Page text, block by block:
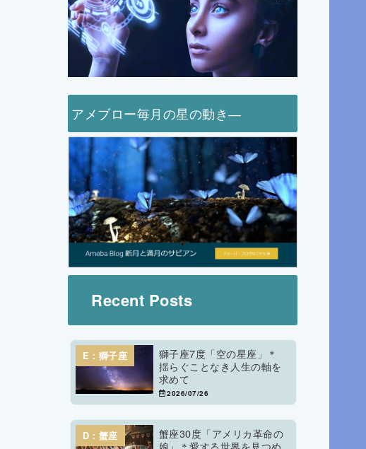
アメブロー毎月の星の動き―
Recent Posts
E：獅子座
獅子座7度「空の星座」＊
揺らぐことなき人生の軸を
求めて
2026/07/26
D：蟹座
蟹座30度「アメリカ革命の
娘」＊愛する世界を見つめ